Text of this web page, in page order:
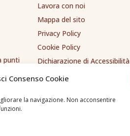
Consenso Cookie
la navigazione. Non acconsentire
punti
Lavora con noi
Mappa del sito
Privacy Policy
Cookie Policy
Dichiarazione di Accessibilità
Whistleblowing